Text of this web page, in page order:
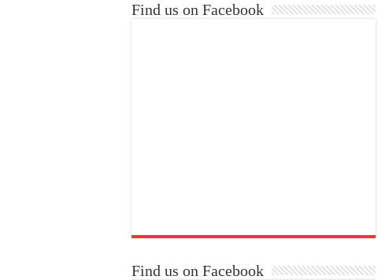
Find us on Facebook
Find us on Facebook